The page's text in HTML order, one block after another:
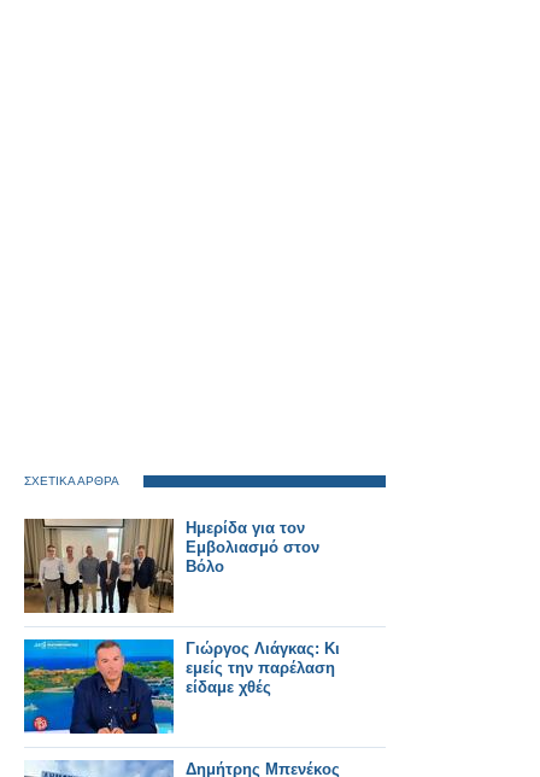
ΣΧΕΤΙΚΑ ΑΡΘΡΑ
Ημερίδα για τον
Εμβολιασμό στον
Βόλο
Γιώργος Λιάγκας: Κι
εμείς την παρέλαση
είδαμε χθές
Δημήτρης Μπενέκος